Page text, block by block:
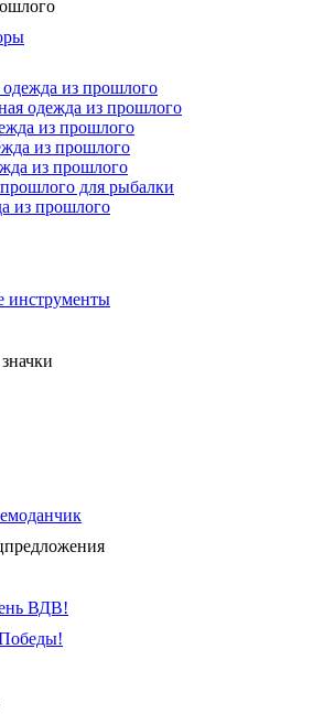
из прошлого
одежда из прошлого
из прошлого
из прошлого
из прошлого
для рыбалки
из прошлого
инструменты
ВДВ!